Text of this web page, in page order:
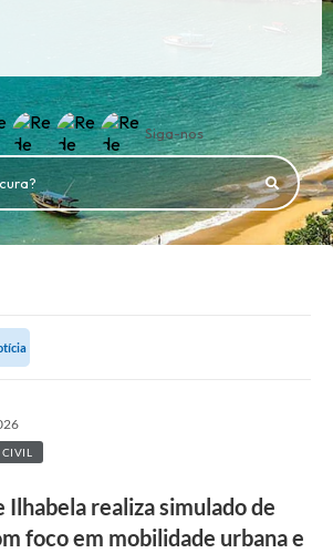
Siga-nos
Ilhabela realiza simulado de
foco em mobilidade urbana e